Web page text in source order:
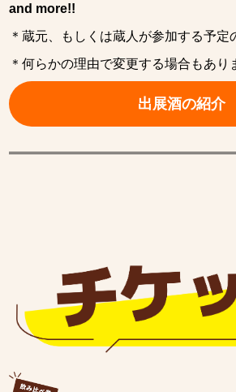
and more!!
＊蔵元、もしくは蔵人が参加する予
＊何らかの理由で変更する場合もあり
出展酒の紹介